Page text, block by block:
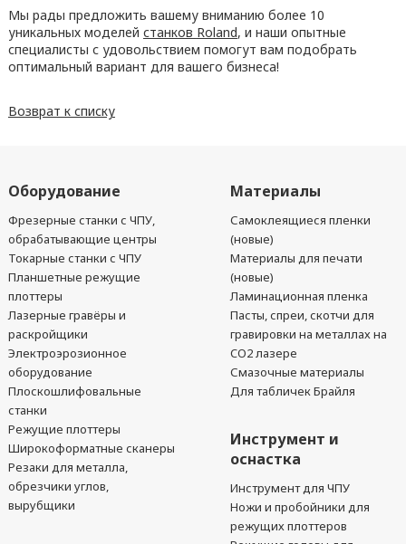
Мы рады предложить вашему вниманию более 10
уникальных моделей станков Roland, и наши опытные
специалисты с удовольствием помогут вам подобрать
оптимальный вариант для вашего бизнеса!
Возврат к списку
Оборудование
Фрезерные станки с ЧПУ,
обрабатывающие центры
Токарные станки с ЧПУ
Планшетные режущие
плоттеры
Лазерные гравёры и
раскройщики
Электроэрозионное
оборудование
Плоскошлифовальные
станки
Режущие плоттеры
Широкоформатные сканеры
Резаки для металла,
обрезчики углов,
вырубщики
Материалы
Самоклеящиеся пленки
(новые)
Материалы для печати
(новые)
Ламинационная пленка
Пасты, спреи, скотчи для
гравировки на металлах на
CO2 лазере
Смазочные материалы
Для табличек Брайля
Инструмент и
оснастка
Инструмент для ЧПУ
Ножи и пробойники для
режущих плоттеров